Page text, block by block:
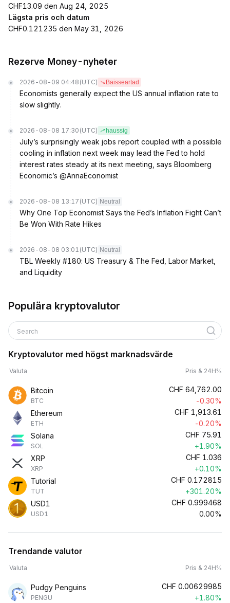
CHF13.09 den Aug 24, 2025
Lägsta pris och datum
CHF0.121235 den May 31, 2026
Rezerve Money-nyheter
2026-08-09 04:48 (UTC) Baisseartad
Economists generally expect the US annual inflation rate to
slow slightly.
2026-08-08 17:30 (UTC) haussig
July’s surprisingly weak jobs report coupled with a possible
cooling in inflation next week may lead the Fed to hold
interest rates steady at its next meeting, says Bloomberg
Economic’s @AnnaEconomist
2026-08-08 13:17 (UTC) Neutral
Why One Top Economist Says the Fed’s Inflation Fight Can’t
Be Won With Rate Hikes
2026-08-08 03:01 (UTC) Neutral
TBL Weekly #180: US Treasury & The Fed, Labor Market,
and Liquidity
Populära kryptovalutor
Search
Kryptovalutor med högst marknadsvärde
Valuta Pris & 24H%
Bitcoin
BTC
CHF 64,762.00
-0.30%
Ethereum
ETH
CHF 1,913.61
-0.20%
Solana
SOL
CHF 75.91
+1.90%
XRP
XRP
CHF 1.036
+0.10%
Tutorial
TUT
CHF 0.172815
+301.20%
USD1
USD1
CHF 0.999468
0.00%
Trendande valutor
Valuta Pris & 24H%
Pudgy Penguins
PENGU
CHF 0.00629985
+1.80%